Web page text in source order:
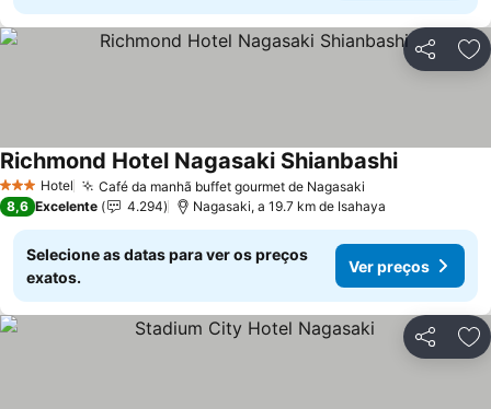
Partilhar
3 EstrelasHotel Café da manhã buffet gourmet de Nagasaki
Richmond Hotel Nagasaki ShianbashiVer preços
8,6 Excelente 4.294 Nagasaki, a 19.7 km de Isahaya
Selecione as datas para ver os preços
exatos.
Ver preços
Partilhar